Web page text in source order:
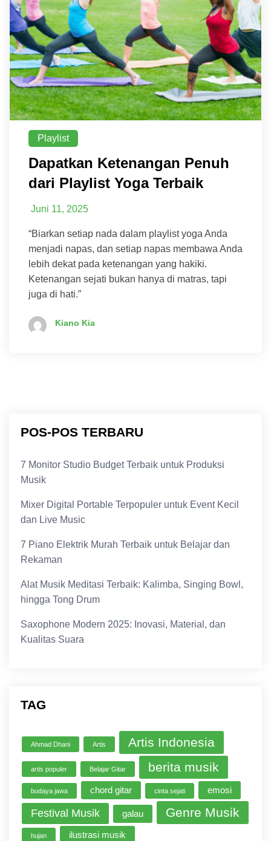
Playlist
Dapatkan Ketenangan Penuh
dari Playlist Yoga Terbaik
Juni 11, 2025
“Biarkan setiap nada dalam playlist yoga Anda
menjadi napas, dan setiap napas membawa Anda
lebih dekat pada ketenangan yang hakiki.
Ketenangan sejati bukan hanya di matras, tapi
juga di hati.”
Kiano Kia
POS-POS TERBARU
7 Monitor Studio Budget Terbaik untuk Produksi
Musik
Mixer Digital Portable Terpopuler untuk Event Kecil
dan Live Music
7 Piano Elektrik Murah Terbaik untuk Belajar dan
Rekaman
Alat Musik Meditasi Terbaik: Kalimba, Singing Bowl,
hingga Tong Drum
Saxophone Modern 2025: Inovasi, Material, dan
Kualitas Suara
TAG
Ahmad Dhani Artis Artis Indonesia
artis populer Belajar Gitar berita musik
budaya jawa chord gitar cinta sejati emosi
Festival Musik galau Genre Musik
hujan ilustrasi musik